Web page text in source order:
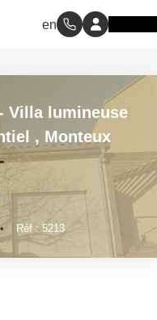
Villa lumineuse
, Monteux
• Réf : 5213